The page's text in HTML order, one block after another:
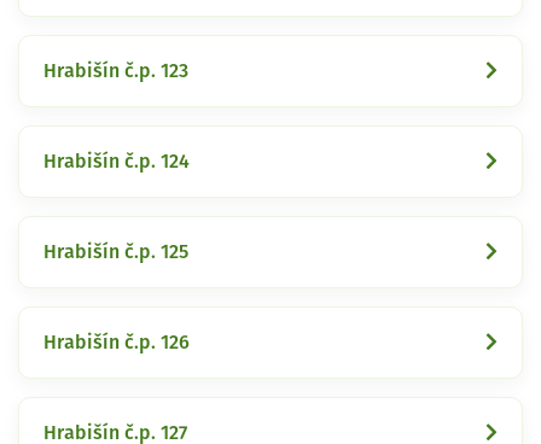
Hrabišín č.p. 123
Hrabišín č.p. 124
Hrabišín č.p. 125
Hrabišín č.p. 126
Hrabišín č.p. 127